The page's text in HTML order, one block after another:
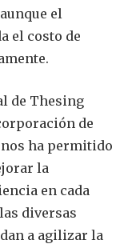
el
el costo de
de Thesing
de
ha permitido
la
en cada
diversas
a agilizar la